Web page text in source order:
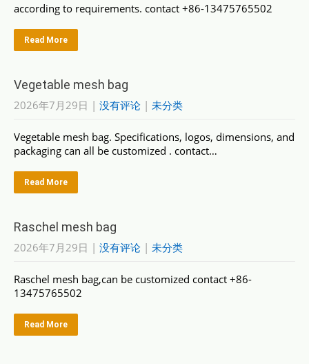
according to requirements. contact +86-13475765502
Read More
Vegetable mesh bag
2026年7月29日 | 没有评论 | 未分类
Vegetable mesh bag. Specifications, logos, dimensions, and
packaging can all be customized . contact…
Read More
Raschel mesh bag
2026年7月29日 | 没有评论 | 未分类
Raschel mesh bag,can be customized contact +86-
13475765502
Read More